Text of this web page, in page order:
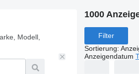
Modell,
1000
Filter
Sortierung:
Anzeigendatum